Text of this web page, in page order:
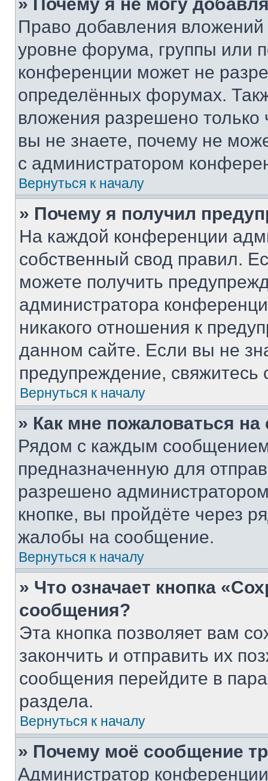
Право добавления
уровне форума, группы или
конференции может не
определённых форумах.
вложения разрешено
вы не знаете, почему не
с администратором
Вернуться к началу
» Почему я получил
На каждой конференции
собственный свод правил.
можете получить
администратора
никакого отношения к
данном сайте. Если вы не
предупреждение,
Вернуться к началу
» Как мне пожаловаться
Рядом с каждым сообщением
предназначенную для
разрешено
кнопке, вы пройдёте через
жалобы на сообщение.
Вернуться к началу
» Что означает кнопка
сообщения?
Эта кнопка позволяет вам
закончить и отправить их
сообщения перейдите в
раздела.
Вернуться к началу
» Почему моё сообщение
Администратор